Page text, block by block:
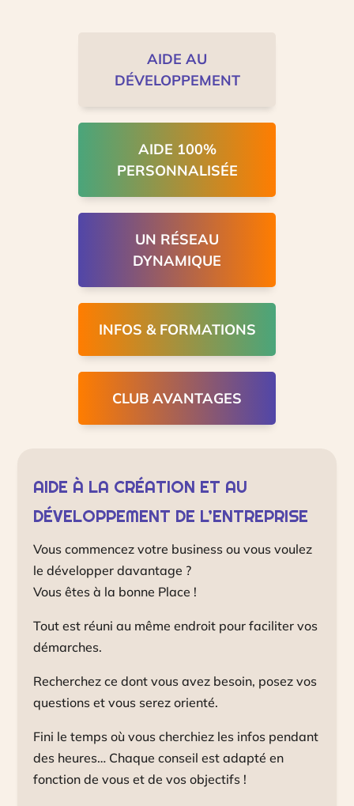
AIDE AU
DÉVELOPPEMENT
AIDE 100%
PERSONNALISÉE
UN RÉSEAU
DYNAMIQUE
INFOS & FORMATIONS
CLUB AVANTAGES
AIDE À LA CRÉATION ET AU
DÉVELOPPEMENT DE L’ENTREPRISE
Vous commencez votre business ou vous voulez
le développer davantage ?
Vous êtes à la bonne Place !
Tout est réuni au même endroit pour faciliter vos
démarches.
Recherchez ce dont vous avez besoin, posez vos
questions et vous serez orienté.
Fini le temps où vous cherchiez les infos pendant
des heures… Chaque conseil est adapté en
fonction de vous et de vos objectifs !